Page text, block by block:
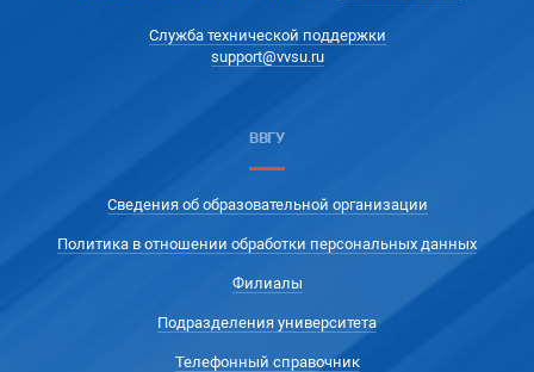
Служба технической поддержки
support@vvsu.ru
ВВГУ
Сведения об образовательной организации
Политика в отношении обработки персональных данных
Филиалы
Подразделения университета
Телефонный справочник